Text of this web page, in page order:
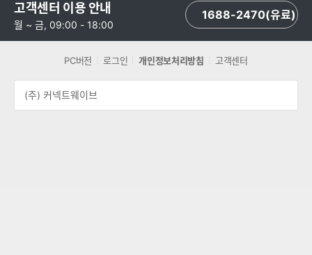
고객센터 이용 안내
월 ~ 금, 09:00 - 18:00
1688-2470(유료)
PC버전 로그인 개인정보처리방침 고객센터
(주) 커넥트웨이브